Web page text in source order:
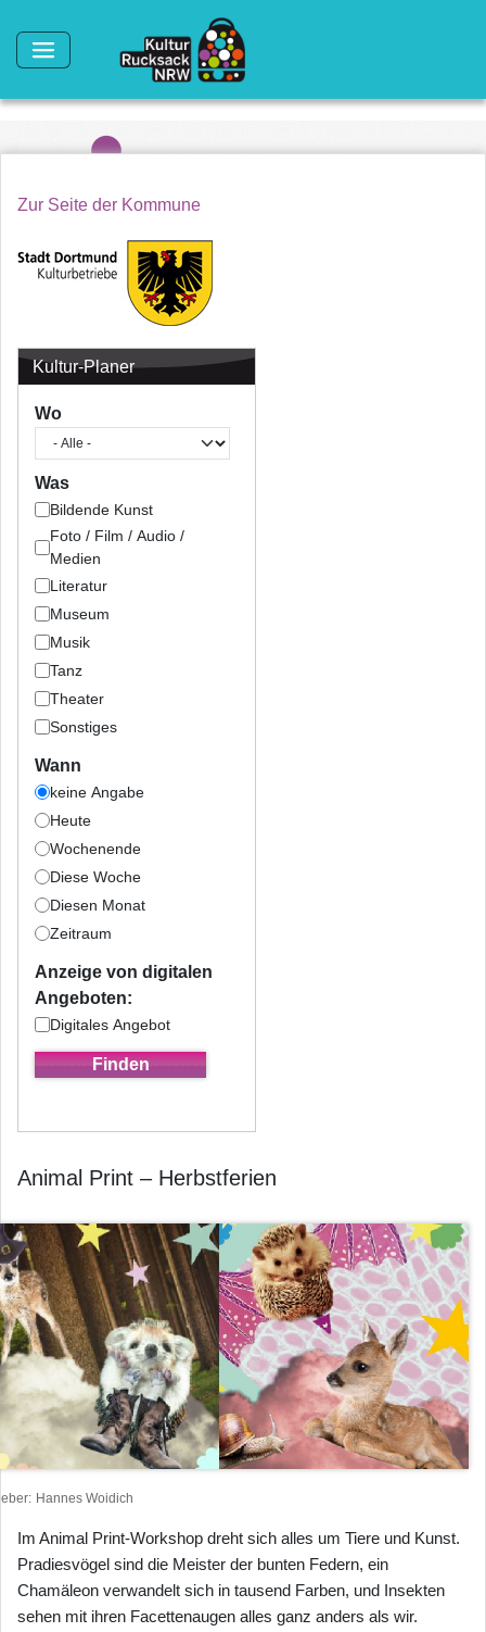
Zur Seite der Kommune
Kultur-Planer
Wo
Was
Bildende Kunst
Foto / Film / Audio /
Medien
Literatur
Museum
Musik
Tanz
Theater
Sonstiges
Wann
keine Angabe
Heute
Wochenende
Diese Woche
Diesen Monat
Zeitraum
Anzeige von digitalen
Angeboten:
Digitales Angebot
Animal Print – Herbstferien
Hannes Woidich
Im Animal Print-Workshop dreht sich alles um Tiere und Kunst.
Pradiesvögel sind die Meister der bunten Federn, ein
Chamäleon verwandelt sich in tausend Farben, und Insekten
sehen mit ihren Facettenaugen alles ganz anders als wir.